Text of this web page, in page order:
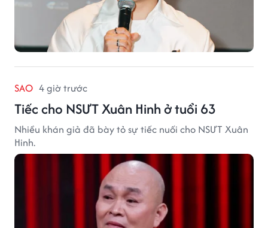
SAO 4 giờ trước
Tiếc cho NSƯT Xuân Hinh ở tuổi 63
Nhiều khán giả đã bày tỏ sự tiếc nuối cho NSƯT Xuân
Hinh.